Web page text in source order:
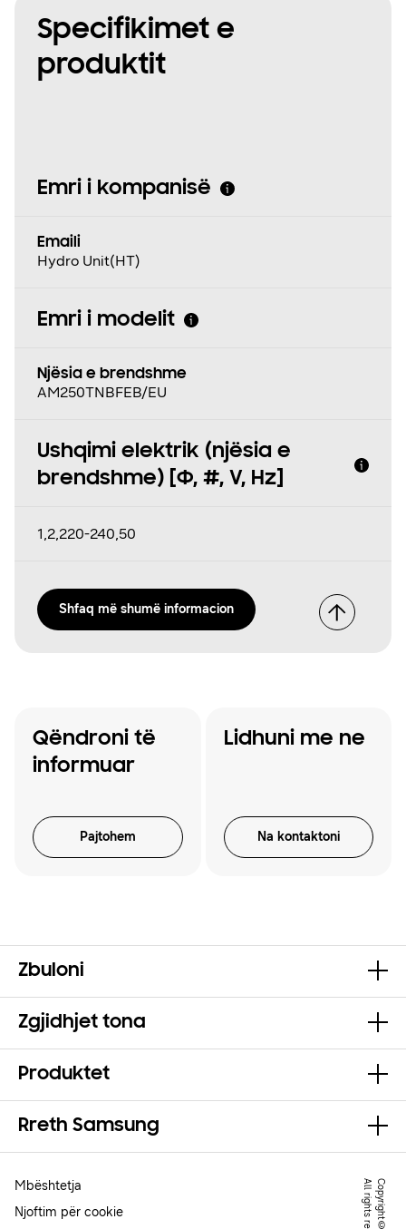
Specifikimet e
produktit
Emri i kompanisë
Emaili
Hydro Unit(HT)
Emri i modelit
Njësia e brendshme
AM250TNBFEB/EU
Ushqimi elektrik (njësia e
brendshme) [Φ, #, V, Hz]
1,2,220-240,50
Shfaq më shumë informacion
Qëndroni të
informuar
Pajtohem
Lidhuni me ne
Na kontaktoni
Zbuloni
Zgjidhjet tona
Produktet
Rreth Samsung
Mbështetja
Njoftim për cookie